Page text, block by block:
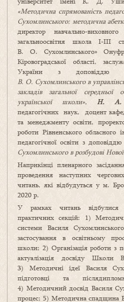
«Методична спрямованiсть
Сухомлинського: методична
директор навчально-
загальноосвітня школа І-ІІІ
В. О. Сухомлинського»
Кіровоградської області,
України з доповіддю
В. О. Сухомлинського в
закладів загальної
української школи», Н. А.
педагогічних наук, доцент
та менеджменту освіти,
роботи Рівненського обласного
педагогічної освіти з доповіддю
Сухомлинського в розбудові
Наприкінці пленарного
проведення наступних
читань, які відбудуться у м.
2020 р.
У рамках читань відбулися
практичних секцій: 1)
системи Василя
застосування в освітньому
школи; 2) Організація роботи з
актуалізація досвіду Школи
3) Методичні ідеї Василя
підготовці та
4) Методичний досвід Василя
процес; 5) Методична спадщина